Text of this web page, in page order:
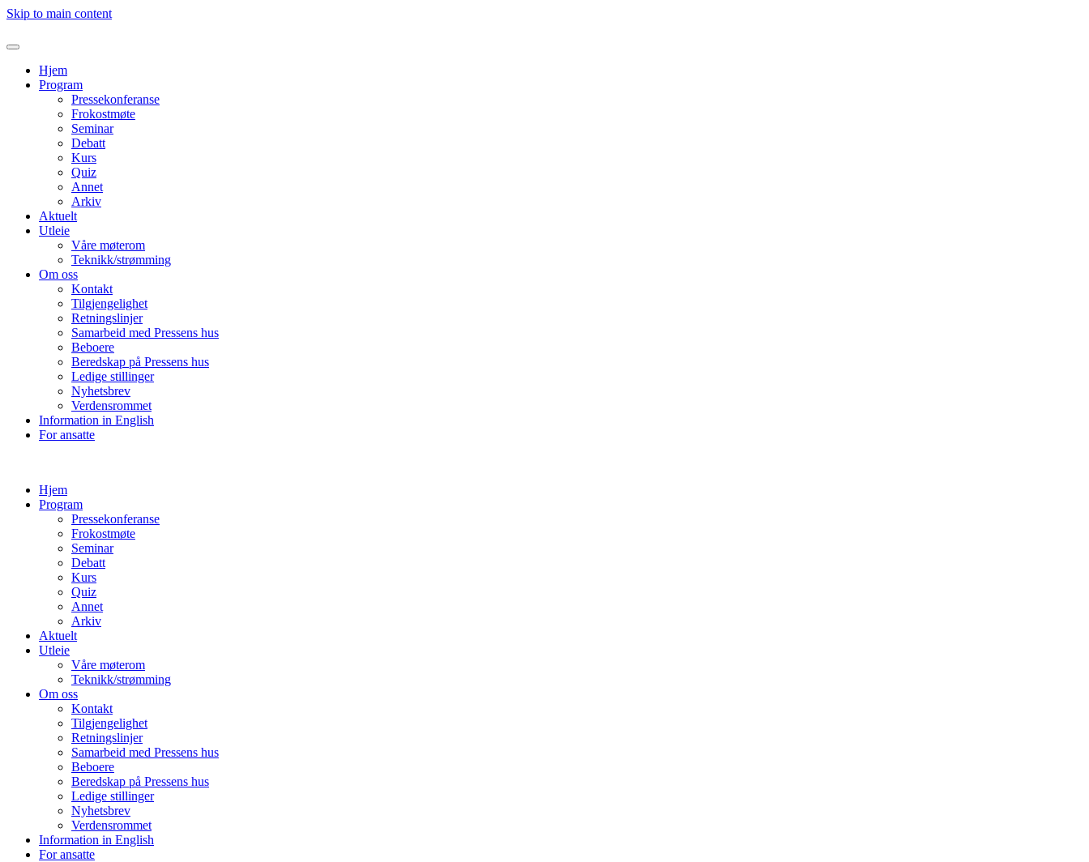
Skip to main content
Hjem
Program
Pressekonferanse
Frokostmøte
Seminar
Debatt
Kurs
Quiz
Annet
Arkiv
Aktuelt
Utleie
Våre møterom
Teknikk/strømming
Om oss
Kontakt
Tilgjengelighet
Retningslinjer
Samarbeid med Pressens hus
Beboere
Beredskap på Pressens hus
Ledige stillinger
Nyhetsbrev
Verdensrommet
Information in English
For ansatte
Hjem
Program
Pressekonferanse
Frokostmøte
Seminar
Debatt
Kurs
Quiz
Annet
Arkiv
Aktuelt
Utleie
Våre møterom
Teknikk/strømming
Om oss
Kontakt
Tilgjengelighet
Retningslinjer
Samarbeid med Pressens hus
Beboere
Beredskap på Pressens hus
Ledige stillinger
Nyhetsbrev
Verdensrommet
Information in English
For ansatte